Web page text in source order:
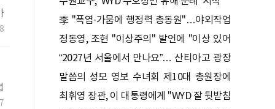
李 "폭염·가뭄에 행정력 총동원"…야외작업
중지·휴식 철저 점검
정동영, 조현 ''이상주의'' 발언에 "이상 있어
야 현실 바꿔"
“2027년 서울에서 만나요”… 산티아고 광장
달군 한국 청년들
말씀의 성모 영보 수녀회 제10대 총원장에
박미숙 수녀
최휘영 장관, 이 대통령에게 "WYD 잘 뒷받침